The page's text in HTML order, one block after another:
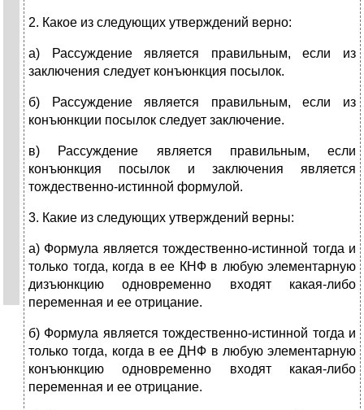
2. Какое из следующих утверждений верно:
а) Рассуждение является правильным, если из
заключения следует конъюнкция посылок.
б) Рассуждение является правильным, если из
конъюнкции посылок следует заключение.
в) Рассуждение является правильным, если
конъюнкция посылок и заключения является
тождественно-истинной формулой.
3. Какие из следующих утверждений верны:
а) Формула является тождественно-истинной тогда и
только тогда, когда в ее КНФ в любую элементарную
дизъюнкцию одновременно входят какая-либо
переменная и ее отрицание.
б) Формула является тождественно-истинной тогда и
только тогда, когда в ее ДНФ в любую элементарную
конъюнкцию одновременно входят какая-либо
переменная и ее отрицание.